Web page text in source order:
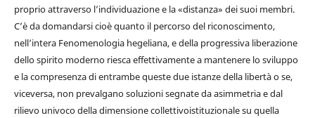
proprio attraverso l’individuazione e la «distanza» dei suoi membri.
C’è da domandarsi cioè quanto il percorso del riconoscimento,
nell’intera Fenomenologia hegeliana, e della progressiva liberazione
dello spirito moderno riesca effettivamente a mantenere lo sviluppo
e la compresenza di entrambe queste due istanze della libertà o se,
viceversa, non prevalgano soluzioni segnate da asimmetria e dal
rilievo univoco della dimensione collettivoistituzionale su quella